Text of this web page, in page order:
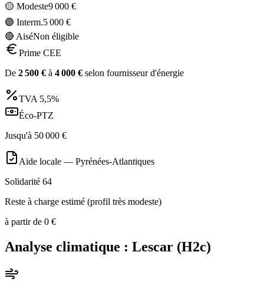
🟡 Modeste9 000 €
🟣 Interm.5 000 €
🔴 AiséNon éligible
Prime CEE
De 2 500 € à 4 000 € selon fournisseur d'énergie
TVA 5,5%
Éco-PTZ
Jusqu'à 50 000 €
Aide locale — Pyrénées-Atlantiques
Solidarité 64
Reste à charge estimé (profil très modeste)
à partir de 0 €
Analyse climatique : Lescar (H2c)